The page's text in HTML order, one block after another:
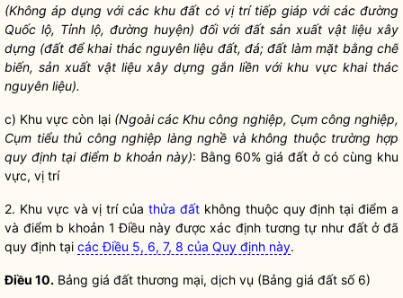
(Không áp dụng vớicáckhu đất có vị trí tiếp giáp với các đường
Quốc lộ, Tỉnh lộ, đường huyện) đối với đất sản xuất vật liệu xây
dựng (đất để khai thác nguyên liệu đất, đá; đất làm mặt bằng chế
biến, sản xuất vật liệu xây dựng gắn liền với khu vực khai thác
nguyên liệu).
c) Khu vực còn lại (Ngoài các Khu công nghiệp, Cụm công nghiệp,
Cụm tiểu thủ công nghiệp làng nghề và không thuộc trường hợp
quy định tại điểm b khoản này): Bằng 60%giá đất ở có cùng khu
vực, vị trí
2. Khu vực và vị trí củathửa đấtkhông thuộc quy định tại điểm a
và điểm b khoản 1 Điều này được xác định tương tự như đất ở đã
quy định tại các Điều 5, 6, 7, 8 của Quy định này.
Điều 10. Bảng giá đất thương mại, dịch vụ (Bảng giá đất số 6)